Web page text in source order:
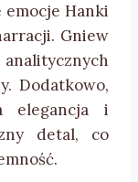
Hanki
Gniew
Dodatkowo,
elegancja i
detal, co